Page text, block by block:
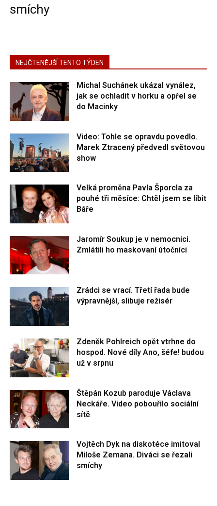
smíchy
NEJČTENĚJŠÍ TENTO TÝDEN
Michal Suchánek ukázal vynález,
jak se ochladit v horku a opřel se
do Macinky
Video: Tohle se opravdu povedlo.
Marek Ztracený předvedl světovou
show
Velká proměna Pavla Šporcla za
pouhé tři měsíce: Chtěl jsem se líbit
Báře
Jaromír Soukup je v nemocnici.
Zmlátili ho maskovaní útočníci
Zrádci se vrací. Třetí řada bude
výpravnější, slibuje režisér
Zdeněk Pohlreich opět vtrhne do
hospod. Nové díly Ano, šéfe! budou
už v srpnu
Štěpán Kozub paroduje Václava
Neckáře. Video pobouřilo sociální
sítě
Vojtěch Dyk na diskotéce imitoval
Miloše Zemana. Diváci se řezali
smíchy